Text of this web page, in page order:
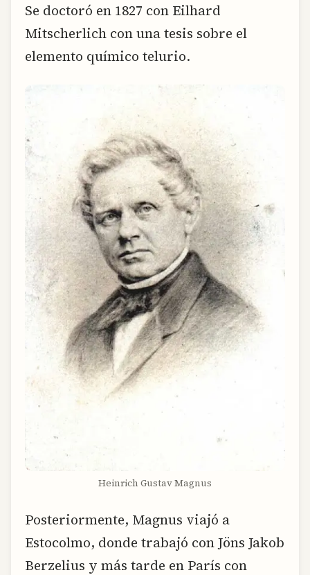
Se doctoró en 1827 con Eilhard
Mitscherlich con una tesis sobre el
elemento químico telurio.
Heinrich Gustav Magnus
Posteriormente, Magnus viajó a
Estocolmo, donde trabajó con Jöns Jakob
Berzelius y más tarde en París con